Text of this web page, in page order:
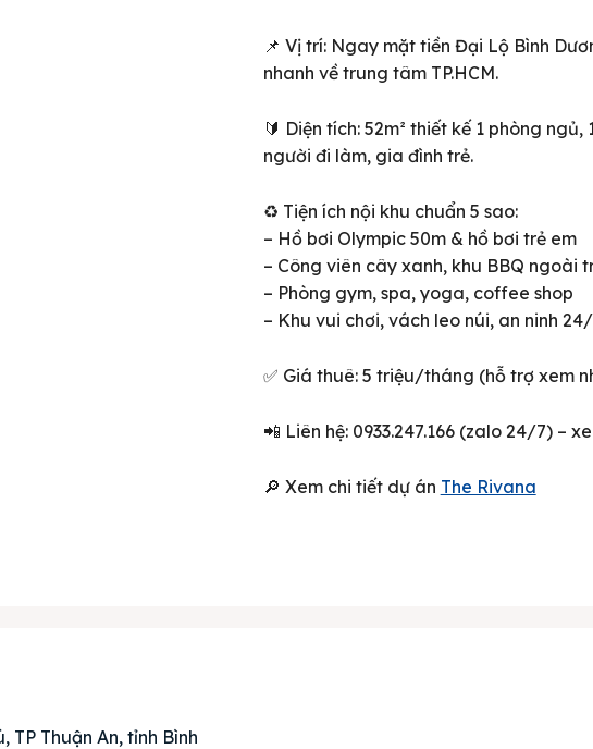
Phiên bản cập nhật V3
& tìm kiếm nhanh chóng hơn
Cho thuê
📌 Vị trí: Ngay mặt tiền Đại Lộ Bình
nhanh về trung tâm TP.HCM.
🔰 Diện tích: 52m² thiết kế 1 phòng
người đi làm, gia đình trẻ.
♻️ Tiện ích nội khu chuẩn 5 sao:
– Hồ bơi Olympic 50m & hồ bơi trẻ em
– Công viên cây xanh, khu BBQ ngoài
– Phòng gym, spa, yoga, coffee shop
– Khu vui chơi, vách leo núi, an ninh
✅ Giá thuê: 5 triệu/tháng (hỗ trợ xem
📲 Liên hệ: 0933.247.166 (zalo 24/7) –
🔎 Xem chi tiết dự án The Rivana
TP Thuận An, tỉnh Bình